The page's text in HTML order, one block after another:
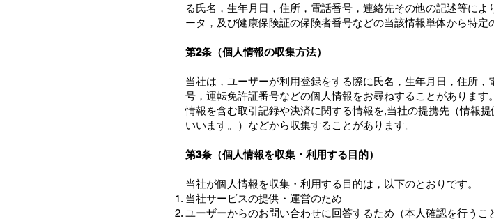
る氏名，生年月日，住所，電話番号，連絡先その他の記述等に
ータ，及び健康保険証の保険者番号などの当該情報単体から特定
第2条（個人情報の収集方法）
当社は，ユーザーが利用登録をする際に氏名，生年月日，住所
号，運転免許証番号などの個人情報をお尋ねすることがありま
情報を含む取引記録や決済に関する情報を,当社の提携先（情報
いいます。）などから収集することがあります。
第3条（個人情報を収集・利用する目的）
当社が個人情報を収集・利用する目的は，以下のとおりです。
当社サービスの提供・運営のため
ユーザーからのお問い合わせに回答するため（本人確認を行うこ